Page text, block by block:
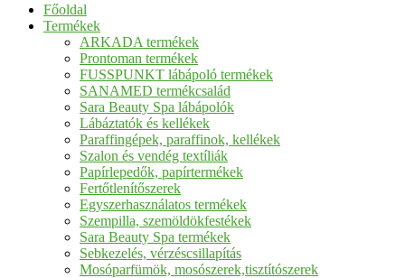
Főoldal
Termékek
ARKADA termékek
Prontoman termékek
FUSSPUNKT lábápoló termékek
SANAMED termékcsalád
Sara Beauty Spa lábápolók
Lábáztatók és kellékek
Paraffingépek, paraffinok, kellékek
Szalon és vendég textíliák
Papírlepedők, papírtermékek
Fertőtlenítőszerek
Egyszerhasználatos termékek
Szempilla, szemöldökfestékek
Sara Beauty Spa termékek
Sebkezelés, vérzéscsillapítás
Mosóparfümök, mosószerek,tisztítószerek